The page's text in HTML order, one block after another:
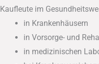
Kaufleute im
in Krankenhäusern
in Vorsorge- und
in medizinischen